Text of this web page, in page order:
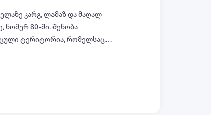
კარგ, ლამაზ და მაღალ
ნომერ 80-ში. შენობა
ტერიტორია, რომელსაც
პანორამული ფანჯრებით,